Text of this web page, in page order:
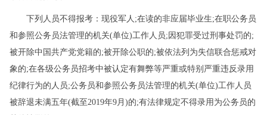
下列人员不得报考：现役军人;在读的非应届毕业生;在职公务员
和参照公务员法管理的机关(单位)工作人员;因犯罪受过刑事处罚的;
被开除中国共产党党籍的;被开除公职的;被依法列为失信联合惩戒对
象的;在各级公务员招考中被认定有舞弊等严重或特别严重违反录用
纪律行为的人员;公务员和参照公务员法管理的机关(单位)工作人员
被辞退未满五年(截至2019年9月)的;有法律规定不得录用为公务员的